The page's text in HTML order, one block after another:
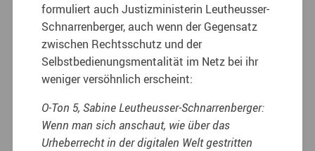
formuliert auch Justizministerin Leutheusser-
Schnarrenberger, auch wenn der Gegensatz
zwischen Rechtsschutz und der
Selbstbedienungsmentalität im Netz bei ihr
weniger versöhnlich erscheint:
O-Ton 5, Sabine Leutheusser-Schnarrenberger:
Wenn man sich anschaut, wie über das
Urheberrecht in der digitalen Welt gestritten